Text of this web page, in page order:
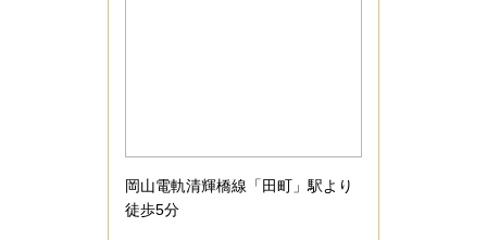
岡山電軌清輝橋線「田町」駅より
徒歩5分